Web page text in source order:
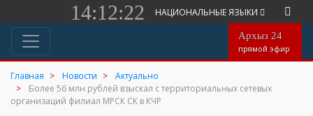
14:12:22 НАЦИОНАЛЬНЫЕ ЯЗЫКИ
Архыз 24
прямой эфир
Главная Новости
Актуально
Более 56 млн рублей взыскал с территориальных сетевых
организаций филиал МРСК СК в КЧР